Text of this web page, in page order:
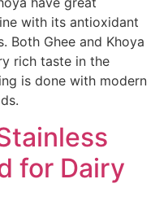
with its antioxidant
Both Ghee and Khoya
rich taste in the
is done with modern
for Dairy